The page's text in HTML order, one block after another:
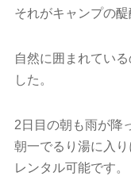
それがキャンプの醍
自然に囲まれてい
した。
2日目の朝も雨が降
朝一でるり湯に入
レンタル可能です。